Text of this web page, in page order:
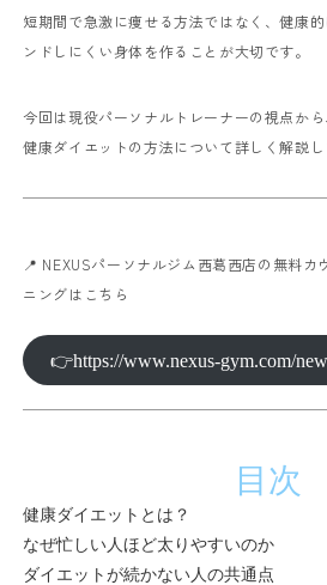
短期間で急激に痩せる方法ではなく、健康
ンドしにくい身体を作ることが大切です。
今回は現役パーソナルトレーナーの視点か
健康ダイエットの方法について詳しく解説し
📍 NEXUSパーソナルジム西葛西店の無料カ
ニングはこちら
👉https://www.nexus-gym.com/
目次
健康ダイエットとは？
なぜ忙しい人ほど太りやすいのか
ダイエットが続かない人の共通点